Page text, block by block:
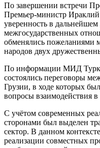
По завершении встречи
Премьер-министр
уверенность в
межгосударственных
обменялись пожеланиями
народов двух
По информации МИД
состоялись переговоры
Грузии, в ходе которых
вопросы взаимодействия в
С учётом современных
сторонами был выделен
сектор. В данном
реализации совместных